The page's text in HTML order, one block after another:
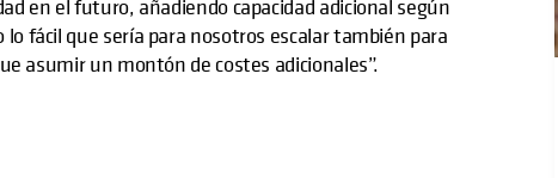
en el futuro, añadiendo capacidad adicional según
fácil que sería para nosotros escalar también para
asumir un montón de costes adicionales”.